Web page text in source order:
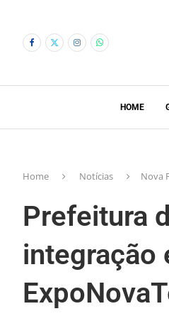
HOME
Home Notícias Nova
Prefeitura
integração